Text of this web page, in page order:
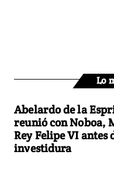
Lo
Abelardo de la
reunió con Noboa,
Rey Felipe VI antes
investidura